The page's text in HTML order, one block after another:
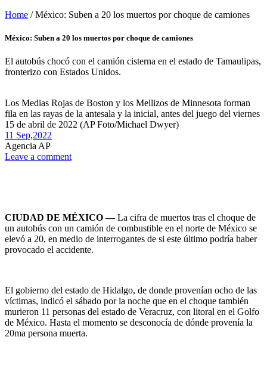
Home / México: Suben a 20 los muertos por choque de camiones
México: Suben a 20 los muertos por choque de camiones
El autobús chocó con el camión cisterna en el estado de Tamaulipas,
fronterizo con Estados Unidos.
Los Medias Rojas de Boston y los Mellizos de Minnesota forman
fila en las rayas de la antesala y la inicial, antes del juego del viernes
15 de abril de 2022 (AP Foto/Michael Dwyer)
11 Sep,2022
Agencia AP
Leave a comment
CIUDAD DE MÉXICO —La cifra de muertos tras el choque de
un autobús con un camión de combustible en el norte de México se
elevó a 20, en medio de interrogantes de si este último podría haber
provocado el accidente.
El gobierno del estado de Hidalgo, de donde provenían ocho de las
víctimas, indicó el sábado por la noche que en el choque también
murieron 11 personas del estado de Veracruz, con litoral en el Golfo
de México. Hasta el momento se desconocía de dónde provenía la
20ma persona muerta.